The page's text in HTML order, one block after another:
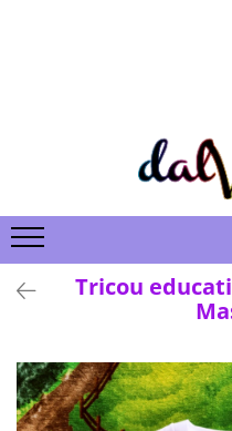
GENTI DE COLORAT
Tricou